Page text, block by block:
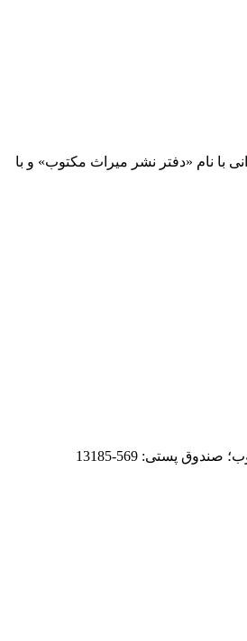
و ایرانی با نام «دفتر نشر میراث مكتوب» و با